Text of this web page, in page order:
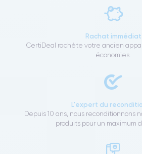
Rachat immédiat
CertiDeal rachète votre ancien
économies.
L'expert du
Depuis 10 ans, nous reconditionnons
produits pour un maximum